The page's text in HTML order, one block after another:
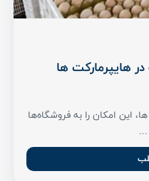
هایپرمارکت ‌ها
این امکان را به فروشگاه‌ها